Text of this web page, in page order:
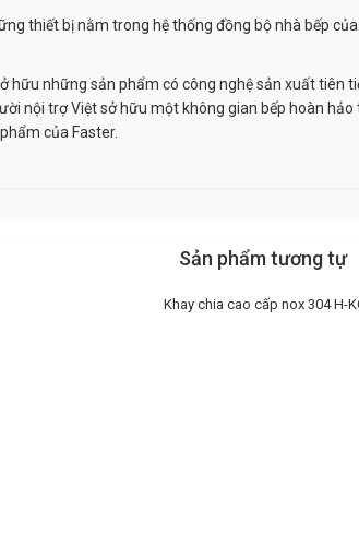
thiết bị nằm trong hệ thống đồng bộ nhà bếp
hữu những sản phẩm có công nghệ sản xuất tiên
nội trợ Việt sở hữu một không gian bếp hoàn
của Faster.
Sản phẩm tương tự